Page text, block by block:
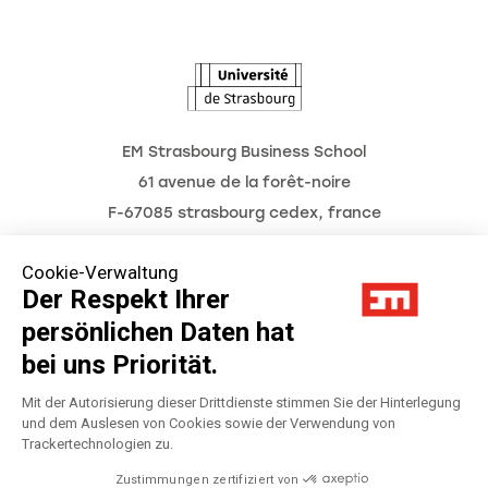
Cookie-Verwaltung
Der Respekt Ihrer
persönlichen Daten hat
bei uns Priorität.
Mit der Autorisierung dieser Drittdienste stimmen Sie der Hinterlegung
und dem Auslesen von Cookies sowie der Verwendung von
Trackertechnologien zu.
Zustimmungen zertifiziert von
EM Strasbourg Business School
61 avenue de la forêt-noire
F-67085 strasbourg cedex, france
Impressum
Datenschutzerklärung
Préférences Cookies